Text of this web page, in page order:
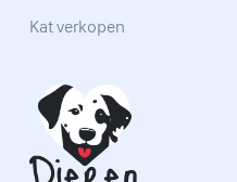
Kat verkopen